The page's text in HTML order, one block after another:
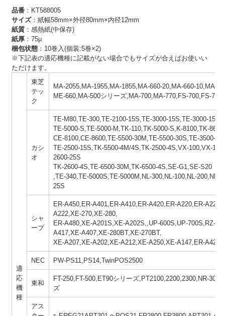
品番 ：KT588005
サイズ：紙幅58mm×外径80mm×内径12mm
紙質 ：感熱紙(中保存)
紙厚 ：75μ
梱包状態 ：10巻入(個装:5巻×2)
※下記表の適応機種に記載がない場合でもサイズが合えばお使いい
ただけます。
適
応
機
種
東芝
テッ
ク
MA-2055,MA-1955,MA-1855,MA-660-20,MA-660-10,MA-
ME-660,MA-500シリーズ,MA-700,MA-770,FS-700,FS-770
カシ
オ
TE-M80,TE-300,TE-2100-15S,TE-3000-15S,TE-3000-15M
TE-5000-S,TE-5000-M,TK-110,TK-5000-S,K-8100,TK-8600
CE-8100,CE-8600,TE-5500-30M,TE-5500-30S,TE-3500-
TE-2500-15S,TK-5500-4M/4S,TK-2500-4S,VX-100,VX-
2600-25S
TK-2600-4S,TE-6500-30M,TK-6500-4S,SE-G1,SE-S20
,TE-340,TE-5000S,TE-5000M,NL-300,NL-100,NL-200,NK-
25S
シャ
ープ
ER-A450,ER-A401,ER-A410,ER-A420,ER-A220,ER-
A222,XE-270,XE-280,
ER-A480,XE-A201S,XE-A202S,,UP-600S,UP-700S,RZ-
A417,XE-A407,XE-280BT,XE-270BT,
XE-A207,XE-A202,XE-A212,XE-A250,XE-A147,ER-
NEC PW-PS11,PS14,TwinPOS2500
東和
FT-250,FT-500,ET90シリーズ,PT2100,2200,2300,NR-3000
ズ
アス